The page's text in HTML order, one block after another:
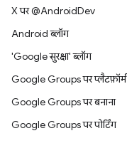
X पर @AndroidDev
Android ब्लॉग
'Google सुरक्षा' ब्लॉग
Google Groups पर प्लैटफ़ॉर्म
Google Groups पर बनाना
Google Groups पर पोर्टिंग